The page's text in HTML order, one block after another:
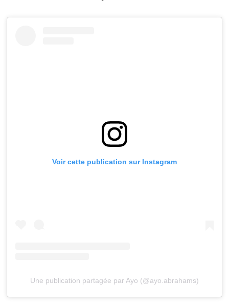
Voir cette publication sur Instagram
Une publication partagée par Ayo (@ayo.abrahams)